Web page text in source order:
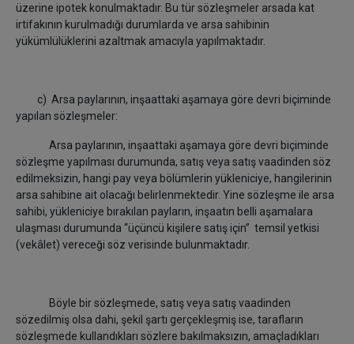
üzerine ipotek konulmaktadır. Bu tür sözleşmeler arsada kat
irtifakının kurulmadığı durumlarda ve arsa sahibinin
yükümlülüklerini azaltmak amacıyla yapılmaktadır.
c) Arsa paylarının, inşaattaki aşamaya göre devri biçiminde
yapılan sözleşmeler:
Arsa paylarının, inşaattaki aşamaya göre devri biçiminde
sözleşme yapılması durumunda, satış veya satış vaadinden söz
edilmeksizin, hangi pay veya bölümlerin yükleniciye, hangilerinin
arsa sahibine ait olacağı belirlenmektedir. Yine sözleşme ile arsa
sahibi, yükleniciye bırakılan payların, inşaatın belli aşamalara
ulaşması durumunda “üçüncü kişilere satış için” temsil yetkisi
(vekâlet) vereceği söz verisinde bulunmaktadır.
Böyle bir sözleşmede, satış veya satış vaadinden
sözedilmiş olsa dahi, şekil şartı gerçekleşmiş ise, tarafların
sözleşmede kullandıkları sözlere bakılmaksızın, amaçladıkları